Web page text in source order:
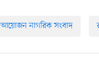
আয়োজন নাগরিক সংবাদ